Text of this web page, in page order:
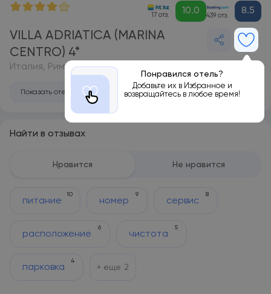
17 отз. 10.0 439 отз. 8.5
VILLA ADRIATICA (MARINA
CENTRO) 4*
Понравился отель?
Добавьте их в Избранное и
возвращайтесь в любое время!
Италия, Римини
Показать отель на карте
Найти в отзывах
Нравится Не нравится
питание
10
номер
9
сервис
8
расположение
6
чистота
5
парковка
4
+ еще 2